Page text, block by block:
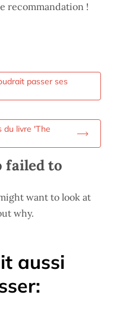
recommandation !
passer ses
du livre 'The
failed to
want to look at
why.
aussi